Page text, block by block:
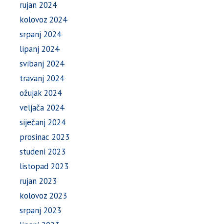
rujan 2024
kolovoz 2024
srpanj 2024
lipanj 2024
svibanj 2024
travanj 2024
ožujak 2024
veljača 2024
siječanj 2024
prosinac 2023
studeni 2023
listopad 2023
rujan 2023
kolovoz 2023
srpanj 2023